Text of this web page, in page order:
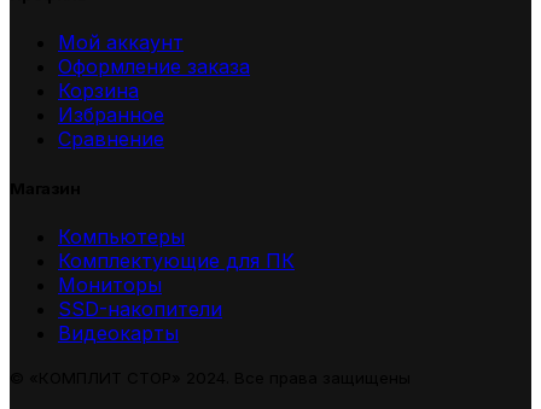
Мой аккаунт
Оформление заказа
Корзина
Избранное
Сравнение
Компьютеры
Комплектующие для ПК
Мониторы
SSD-накопители
Видеокарты